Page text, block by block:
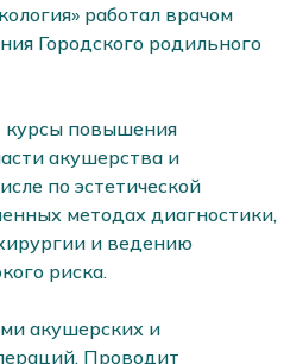
работал врачом
Городского родильного
курсы повышения
акушерства и
по эстетической
методах диагностики,
и ведению
риска.
акушерских и
Проводит